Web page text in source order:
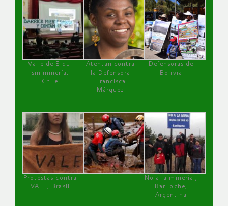
Valle de Elqui
sin minería.
Chile
Atentan contra
la Defensora
Francisca
Márquez
Defensoras de
Bolivia
Protestas contra
VALE, Brasil
No a la minería ,
Bariloche,
Argentina